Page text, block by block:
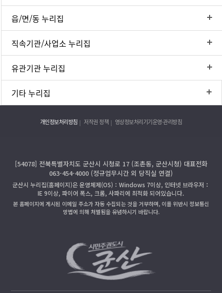
읍/면/동 누리집
직속기관/사업소 누리집
유관기관 누리집
기타 누리집
개인정보처리방침 저작권 정책 영상정보처리기기운영·관리방침
[54078] 전북특별자치도 군산시 시청로 17 (조촌동, 군산시청) 대표전화
063-454-4000 (정규업무시간 외 당직실 연결)
군산시 누리집(홈페이지)은 운영체제(OS)：Windows 7이상, 인터넷 브라우저：
IE 9이상, 파이어 폭스, 크롬, 사파리에 최적화 되어있습니다.
본 홈페이지에 게시된 이메일 주소가 자동 수집되는 것을 거부하며, 이를 위반시 정보통신
망법에 의해 처벌됨을 유념하시기 바랍니다.